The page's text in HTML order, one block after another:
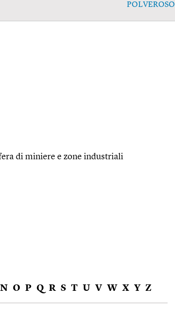
POLVEROSO
di miniere e zone industriali
N O P Q R S T U V W X Y Z